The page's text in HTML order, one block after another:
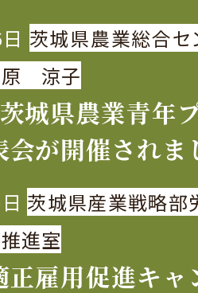
茨城県農業総合セ
涼子
城県農業青年
会が開催されま
茨城県産業戦略部
進室
正雇用促進キャ